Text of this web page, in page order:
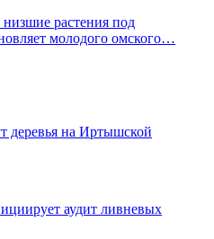
растения под
молодого омского…
деревья на Иртышской
аудит ливневых